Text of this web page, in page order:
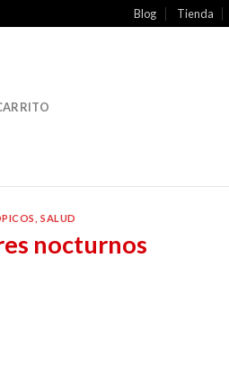
Blog Tienda
,SALUD
nocturnos